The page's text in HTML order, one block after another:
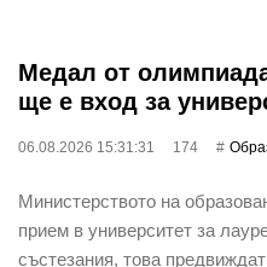
Медал от
ще е вход за
06.08.2026 15:31:31 174
Министерството на
прием в университет за
състезания, това